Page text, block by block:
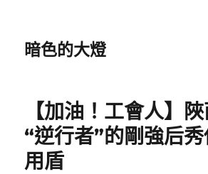
暗色的大燈
【加油！工會人】
“逆行者”的剛強后
用盾